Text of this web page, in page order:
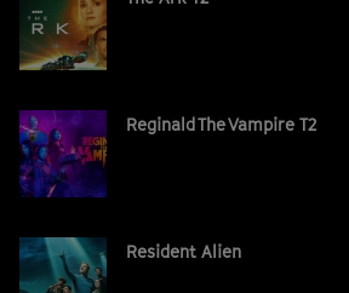
Reginald The Vampire T2
Resident Alien